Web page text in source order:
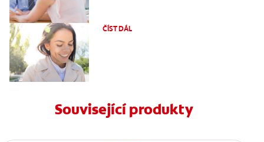
ČÍST DÁL
Související produkty